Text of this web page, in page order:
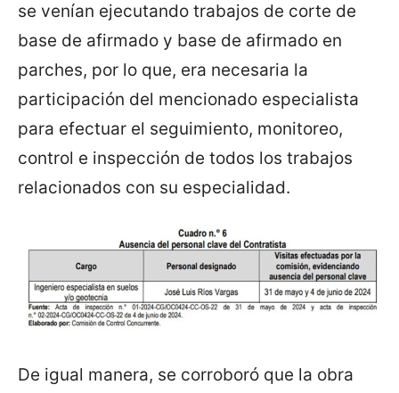
se venían ejecutando trabajos de corte de
base de afirmado y base de afirmado en
parches, por lo que, era necesaria la
participación del mencionado especialista
para efectuar el seguimiento, monitoreo,
control e inspección de todos los trabajos
relacionados con su especialidad.
De igual manera, se corroboró que la obra